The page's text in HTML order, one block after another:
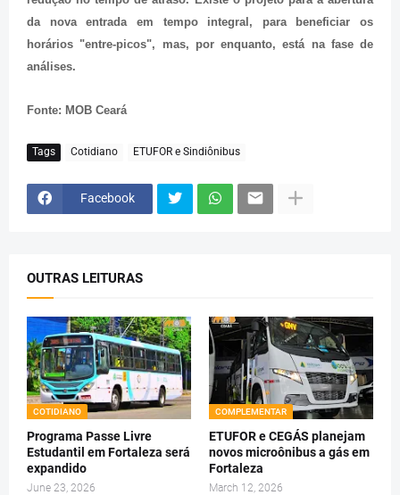
da nova entrada em tempo integral, para beneficiar os
horários "entre-picos", mas, por enquanto, está na fase de
análises.
Fonte: MOB Ceará
Tags Cotidiano ETUFOR e Sindiônibus
Facebook
OUTRAS LEITURAS
COTIDIANO
Programa Passe Livre
Estudantil em Fortaleza será
expandido
June 23, 2026
COMPLEMENTAR
ETUFOR e CEGÁS planejam
novos microônibus a gás em
Fortaleza
March 12, 2026